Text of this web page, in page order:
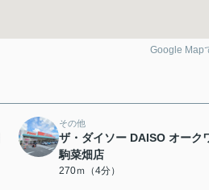
Google Map
その他
ザ・ダイソー DAISO オーク
駒菜畑店
270ｍ（4分）